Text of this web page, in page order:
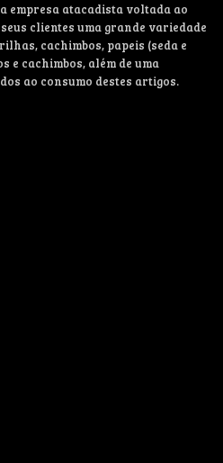
empresa atacadista voltada ao
clientes uma grande variedade
cachimbos, papeis (seda e
e cachimbos, além de uma
ao consumo destes artigos.